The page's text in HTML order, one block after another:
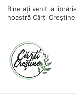
Bine ați venit la librăria
noastră Cărți Creștine!